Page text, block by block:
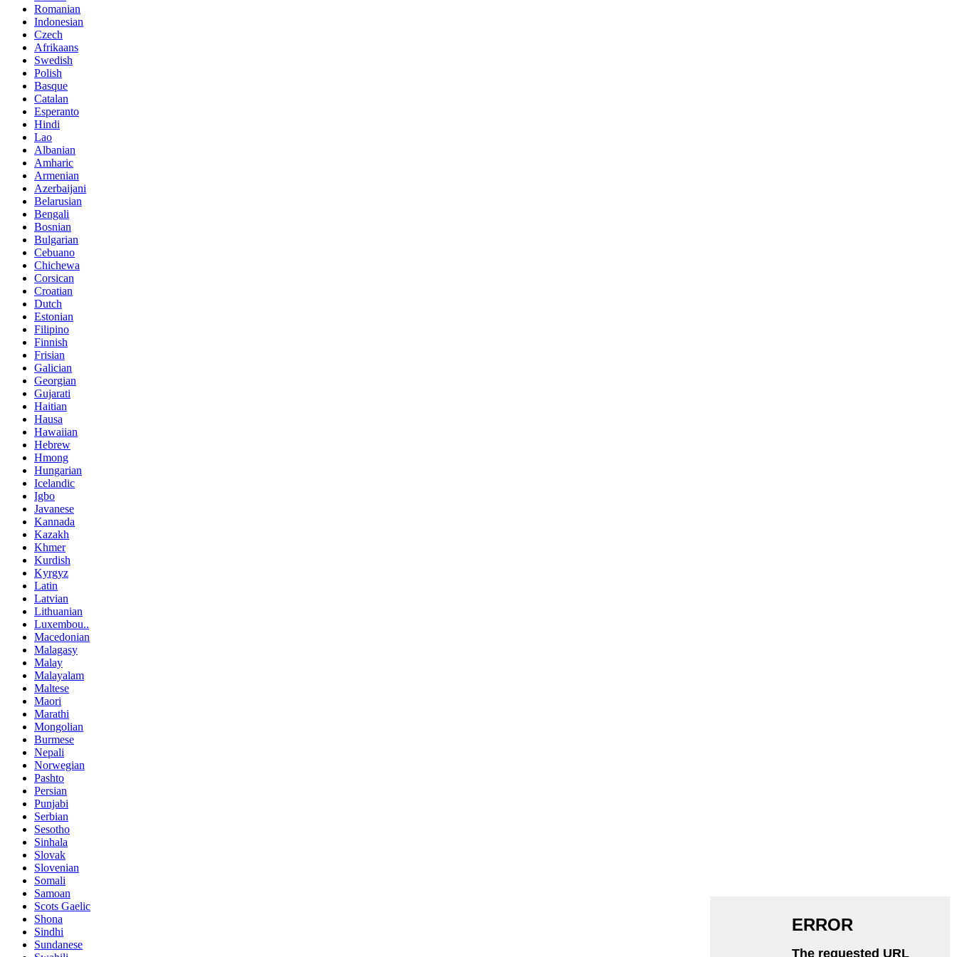
Romanian
Indonesian
Czech
Afrikaans
Swedish
Polish
Basque
Catalan
Esperanto
Hindi
Lao
Albanian
Amharic
Armenian
Azerbaijani
Belarusian
Bengali
Bosnian
Bulgarian
Cebuano
Chichewa
Corsican
Croatian
Dutch
Estonian
Filipino
Finnish
Frisian
Galician
Georgian
Gujarati
Haitian
Hausa
Hawaiian
Hebrew
Hmong
Hungarian
Icelandic
Igbo
Javanese
Kannada
Kazakh
Khmer
Kurdish
Kyrgyz
Latin
Latvian
Lithuanian
Luxembou..
Macedonian
Malagasy
Malay
Malayalam
Maltese
Maori
Marathi
Mongolian
Burmese
Nepali
Norwegian
Pashto
Persian
Punjabi
Serbian
Sesotho
Sinhala
Slovak
Slovenian
Somali
Samoan
Scots Gaelic
Shona
Sindhi
Sundanese